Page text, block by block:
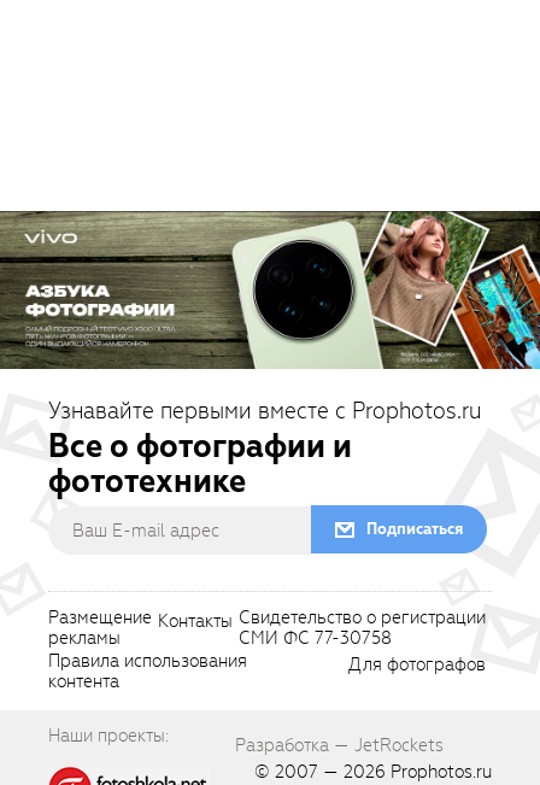
Узнавайте первыми вместе с Prophotos.ru
Все о фотографии и
фототехнике
Подписаться
Размещение
рекламы
Контакты Свидетельство о регистрации
СМИ ФС 77-30758
Правила использования
контента
Для фотографов
Наши проекты:
Разработка — JetRockets
© 2007 — 2026 Prophotos.ru